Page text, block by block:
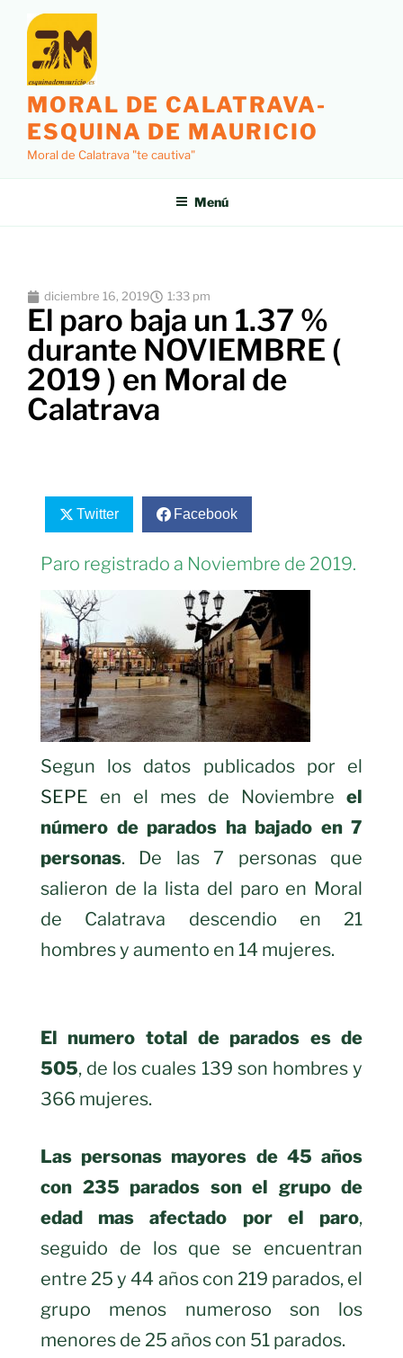
MORAL DE CALATRAVA-
ESQUINA DE MAURICIO
Moral de Calatrava "te cautiva"
Menú
diciembre 16, 2019 1:33 pm
El paro baja un 1.37 %
durante NOVIEMBRE (
2019 ) en Moral de
Calatrava
Twitter Facebook
Paro registrado a Noviembre de 2019.
Segun los datos publicados por el
SEPE en el mes de Noviembre el
número de parados ha bajado en 7
personas. De las 7 personas que
salieron de la lista del paro en Moral
de Calatrava descendio en 21
hombres y aumento en 14 mujeres.
El numero total de parados es de
505, de los cuales 139 son hombres y
366 mujeres.
Las personas mayores de 45 años
con 235 parados son el grupo de
edad mas afectado por el paro,
seguido de los que se encuentran
entre 25 y 44 años con 219 parados, el
grupo menos numeroso son los
menores de 25 años con 51 parados.